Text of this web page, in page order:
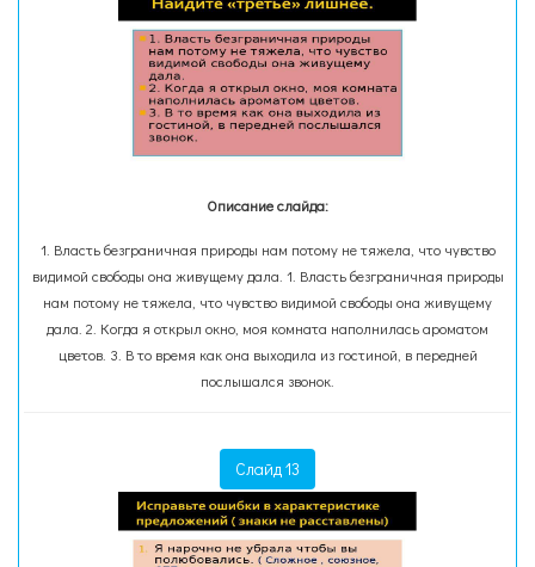
Описание слайда:
1. Власть безграничная природы нам потому не тяжела, что чувство
видимой свободы она живущему дала. 1. Власть безграничная природы
нам потому не тяжела, что чувство видимой свободы она живущему
дала. 2. Когда я открыл окно, моя комната наполнилась ароматом
цветов. 3. В то время как она выходила из гостиной, в передней
послышался звонок.
Слайд 13